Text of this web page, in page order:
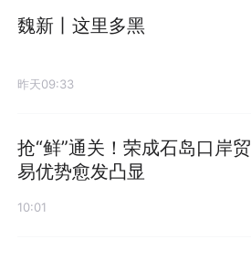
魏新丨这里多黑
昨天09:33
抢“鲜”通关！荣成石岛口岸贸
易优势愈发凸显
10:01